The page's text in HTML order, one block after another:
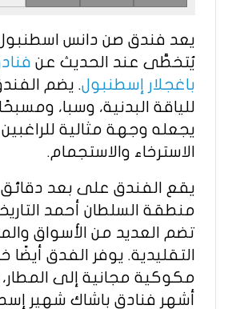
يعد فندق صن دانس اسطنبول
يُتخطَّى عند الحديث عن
باغجلار إسطنبول. يضم
للياقة البدنية، وسبا،
يجعله وجهة مثالية
الاسترخاء والاستجمام.
يقع الفندق على بعد
منطقة السلطان أحمد
تضم العديد من الأسواق
التقليدية. يوفر الفدق
مكوكية مجانية إلى
أشهر فنادق باشاك شهير